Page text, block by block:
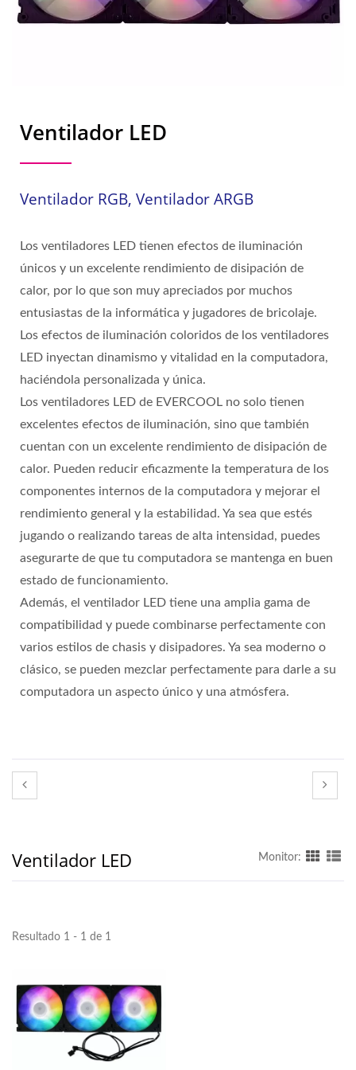
Ventilador LED
Ventilador RGB, Ventilador ARGB
Los ventiladores LED tienen efectos de iluminación
únicos y un excelente rendimiento de disipación de
calor, por lo que son muy apreciados por muchos
entusiastas de la informática y jugadores de bricolaje.
Los efectos de iluminación coloridos de los ventiladores
LED inyectan dinamismo y vitalidad en la computadora,
haciéndola personalizada y única.
Los ventiladores LED de EVERCOOL no solo tienen
excelentes efectos de iluminación, sino que también
cuentan con un excelente rendimiento de disipación de
calor. Pueden reducir eficazmente la temperatura de los
componentes internos de la computadora y mejorar el
rendimiento general y la estabilidad. Ya sea que estés
jugando o realizando tareas de alta intensidad, puedes
asegurarte de que tu computadora se mantenga en buen
estado de funcionamiento.
Además, el ventilador LED tiene una amplia gama de
compatibilidad y puede combinarse perfectamente con
varios estilos de chasis y disipadores. Ya sea moderno o
clásico, se pueden mezclar perfectamente para darle a su
computadora un aspecto único y una atmósfera.
Ventilador LED Monitor:
Resultado 1 - 1 de 1